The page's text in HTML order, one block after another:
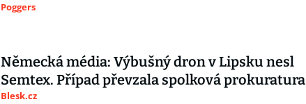
Poggers
Německá média: Výbušný dron v Lipsku nesl
Semtex. Případ převzala spolková prokuratura
Blesk.cz